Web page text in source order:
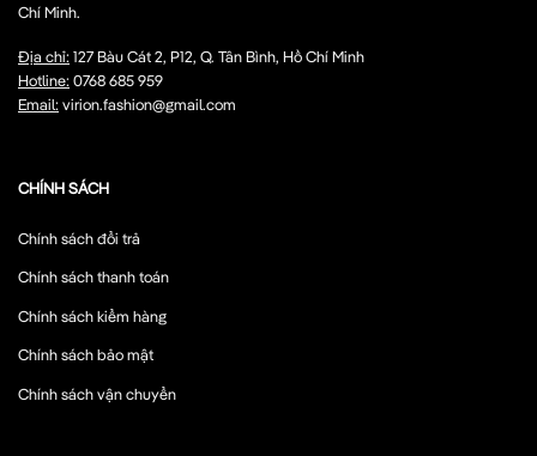
Chí Minh.
Địa chỉ:127 Bàu Cát 2, P12, Q. Tân Bình, Hồ Chí Minh
Hotline:0768 685 959
Email:virion.fashion@gmail.com
CHÍNH SÁCH
Chính sách đổi trả
Chính sách thanh toán
Chính sách kiểm hàng
Chính sách bảo mật
Chính sách vận chuyển